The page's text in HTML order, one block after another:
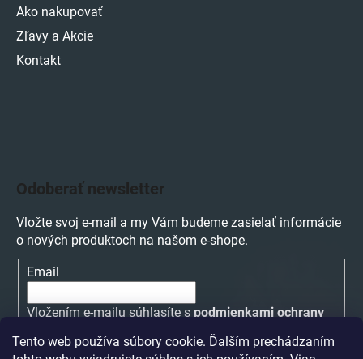
Tento web používa súbory cookie. Ďalším prechádzaním
Ako nakupovať
Zľavy a Akcie
Kontakt
Odoberať newsletter
Vložte svoj e-mail a my Vám budeme zasielať informácie
o nových produktoch na našom e-shope.
Email
Vložením e-mailu súhlasíte s podmienkami ochrany